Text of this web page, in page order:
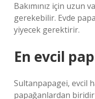
Bakımınız için uzun
gerekebilir. Evde
yiyecek gerektirir.
En evcil
Sultanpapagei, evcil
papağanlardan